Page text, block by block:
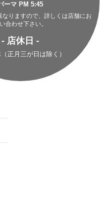
ーマ PM 5:45
りますので、詳しくは店舗にお
合わせ下さい。
- 店休日 -
正月三が日は除く）